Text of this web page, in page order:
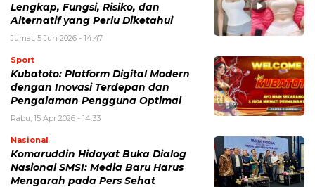
Lengkap, Fungsi, Risiko, dan
Alternatif yang Perlu Diketahui
Jumat, 5 Jun 2026 - 14:47
Sport
Kubatoto: Platform Digital Modern
dengan Inovasi Terdepan dan
Pengalaman Pengguna Optimal
Rabu, 15 Apr 2026 - 14:33
Nasional
Komaruddin Hidayat Buka Dialog
Nasional SMSI: Media Baru Harus
Mengarah pada Pers Sehat